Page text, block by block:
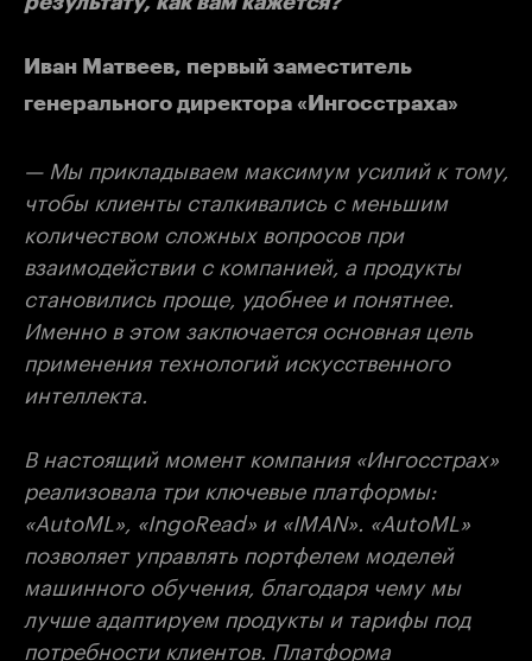
Иван Матвеев, первый заместитель
генерального директора «Ингосстраха»
— Мы прикладываем максимум усилий к тому,
чтобы клиенты сталкивались с меньшим
количеством сложных вопросов при
взаимодействии с компанией, а продукты
становились проще, удобнее и понятнее.
Именно в этом заключается основная цель
применения технологий искусственного
интеллекта.
В настоящий момент компания «Ингосстрах»
реализовала три ключевые платформы:
«AutoML», «IngoRead» и «IMAN». «AutoML»
позволяет управлять портфелем моделей
машинного обучения, благодаря чему мы
лучше адаптируем продукты и тарифы под
потребности клиентов. Платформа